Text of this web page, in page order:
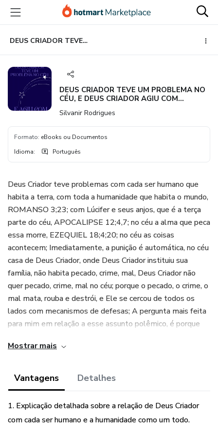
para
conteúdo
principal
para
pagamento
para
rodapé
DEUS CRIADOR TEVE UM PROBLEMA NO CÉU, E DEUS CRIADOR AGIU COM JUSTIÇA
DEUS CRIADOR TEVE UM PROBLEMA NO
CÉU, E DEUS CRIADOR AGIU COM
Silvanir Rodrigues
Formato: eBooks ou Documentos
Idioma: Português
Deus Criador teve problemas com cada ser humano que
habita a terra, com toda a humanidade que habita o mundo,
ROMANSO 3;23; com Lúcifer e seus anjos, que é a terça
parte do céu, APOCALIPSE 12;4,7; no céu a alma que peca
essa morre, EZEQUIEL 18;4;20; no céu as coisas
acontecem; Imediatamente, a punição é automática, no céu
casa de Deus Criador, onde Deus Criador instituiu sua
família, não habita pecado, crime, mal, Deus Criador não
quer pecado, crime, mal no céu; porque o pecado, o crime, o
mal mata, rouba e destrói, e Ele se cercou de todos os
lados com mecanismos de defesas; A pergunta mais feita
para mim em relação a esse assunto polêmico, é porque
terça parte do céu? assim que eles pecaram?
onipotente, onipresente; basta uma palavra Dele e tudo se
acaba; mas a minha resposta sempre causa mais polêmica,
Mostrar mais
Vantagens Detalhes
1. Explicação detalhada sobre a relação de Deus Criador
com cada ser humano e a humanidade como um todo.